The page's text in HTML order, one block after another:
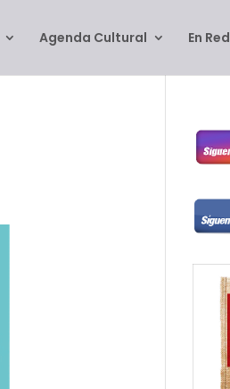
Agenda Cultural En Red